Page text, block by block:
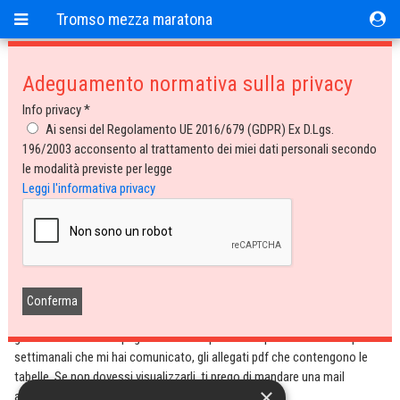
Tromso mezza maratona
Tromso mezza maratona
Tabelle riservate
In questa sezione trovi le tabelle in preparazione alla Mezza maratona di
Tromso.
Sono documenti accessibili solo a chi si è iscritto alla Mezza maratona
di Tromso con il mio gruppo. Ho cercato di fare delle tabelle molto
Ogni tabella viene pubblicata mensilmente.
Se sei iscritto con il mio gruppo alla Mezza maratona di Tromso, sarai in
grado di vedere nella pagina con il tempo che hai previsto e con i riposi
settimanali che mi hai comunicato, gli allegati pdf che contengono le
tabelle. Se non dovessi visualizzarli, ti prego di mandare una mail
all’indirizzo anna@orlandopizzolato.com.
Adeguamento normativa sulla privacy
Info privacy *
Ai sensi del Regolamento UE 2016/679 (GDPR) Ex D.Lgs.
196/2003 acconsento al trattamento dei miei dati personali secondo
le modalità previste per legge
Leggi l'informativa privacy